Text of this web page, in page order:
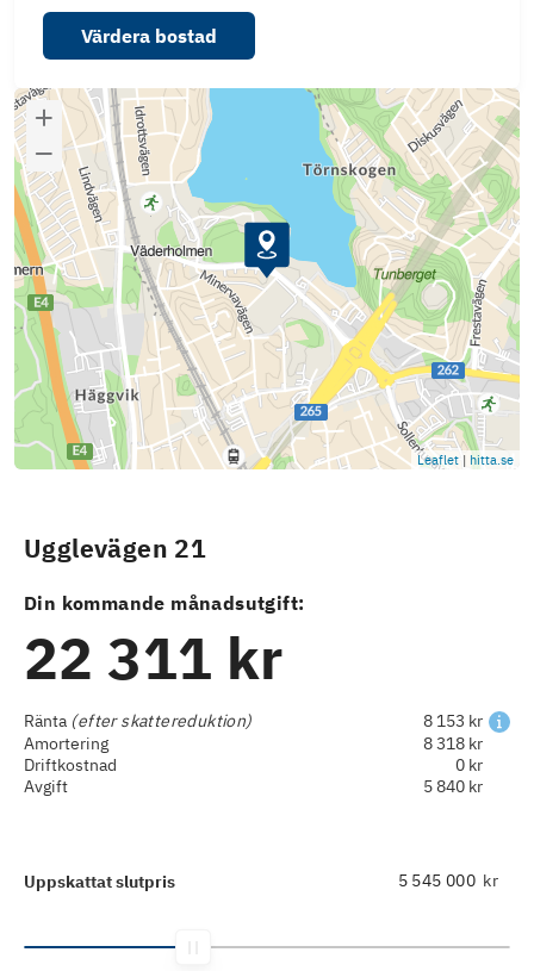
Värdera bostad
Leaflet | hitta.se
Ugglevägen 21
Din kommande månadsutgift:
22 311 kr
Ränta (efter skattereduktion)
8 153 kr
Amortering
8 318 kr
Driftkostnad
0 kr
Avgift
5 840 kr
Uppskattat slutpris kr